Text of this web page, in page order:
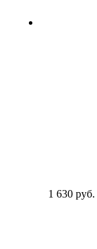
1 630 руб.